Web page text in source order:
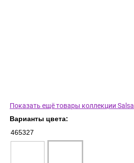
Показать ещё товары коллекции Salsa
Варианты цвета:
465327